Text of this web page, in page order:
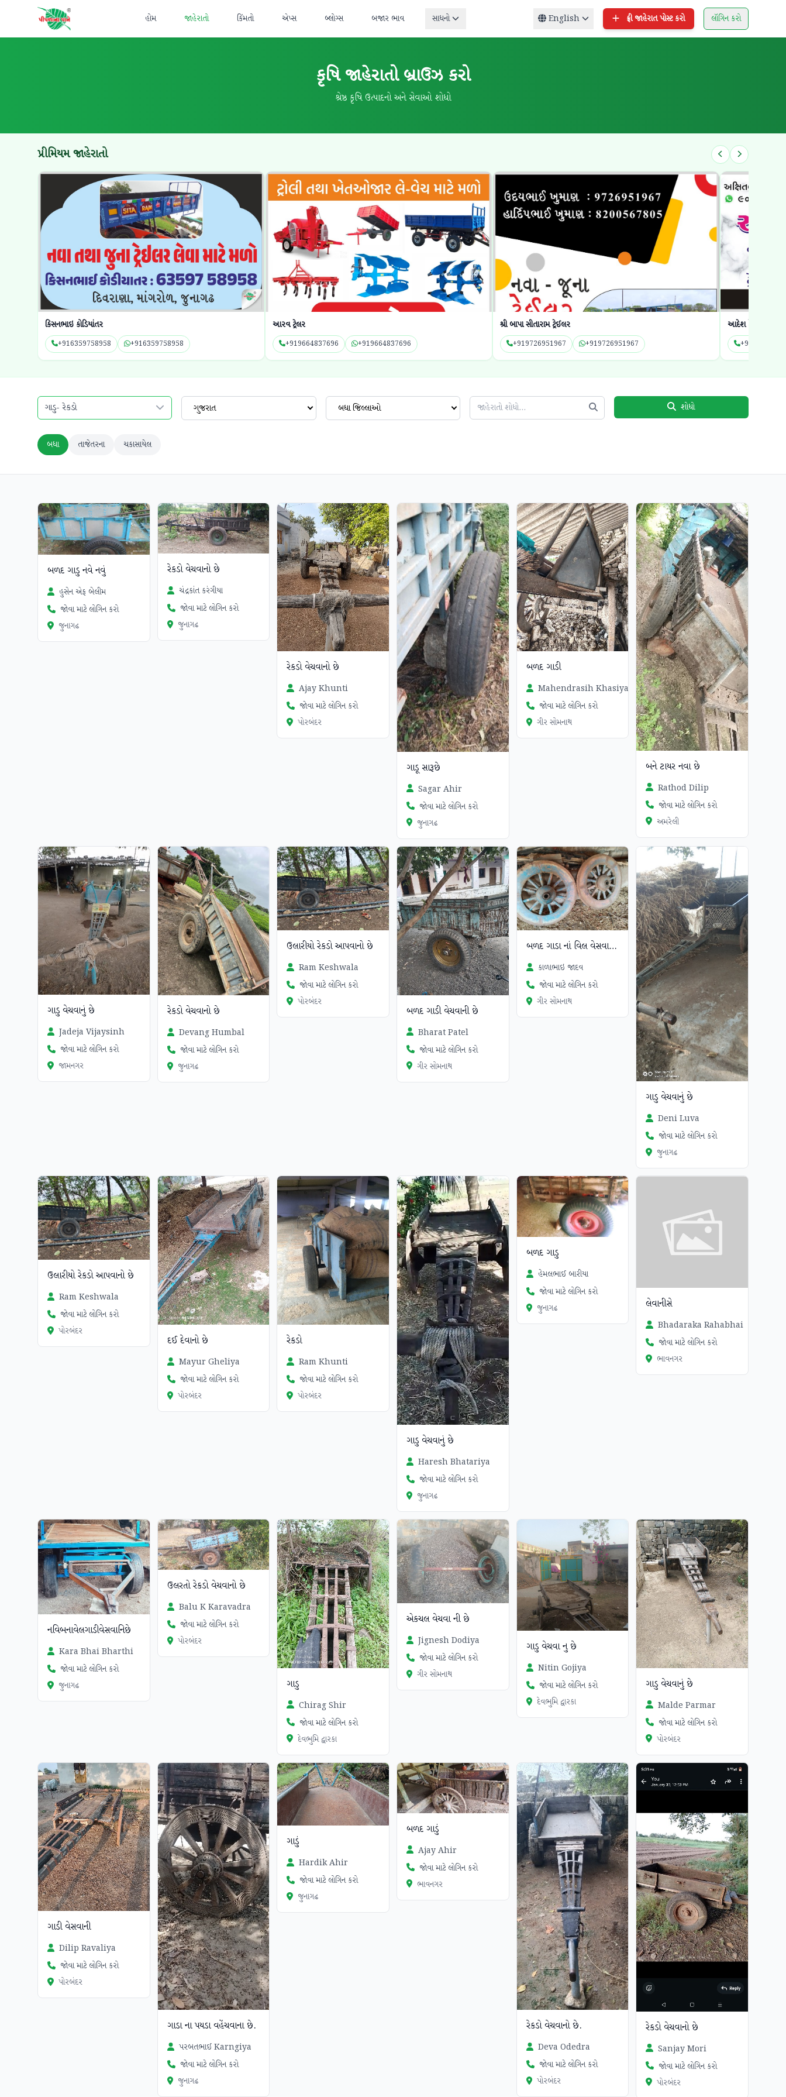
હોમ જાહેરાતો કિંમતો એપ્સ બ્લોગ્સ બજાર ભાવ સાધનો English ફ્રી જાહેરાત પોસ્ટ કરો લૉગિન કરો
કૃષિ જાહેરાતો બ્રાઉઝ કરો
શ્રેષ્ઠ કૃષિ ઉત્પાદનો અને સેવાઓ શોધો
પ્રીમિયમ જાહેરાતો
કિસનભાઇ કોડિયાંતર
+916359758958 +916359758958
આરવ ટ્રેલર
+919664837696 +919664837696
શ્રી બાપા સીતારામ ટ્રેઈલર
+919726951967 +919726951967
આદેશ ટ્રેઈલર
ગાડુ- રેકડો ગુજરાત બધા જિલ્લાઓ શોધો
બધા તાજેતરના ચકાસાયેલ
બળદ ગાડુ નવે નવું
હુસેન એફ બેલીમ
જોવા માટે લોગિન કરો
જુનાગઢ
રેકડો વેચવાનો છે
ચંદ્રકાંત કરંગીયા
જોવા માટે લોગિન કરો
જુનાગઢ
રેકડો વેચવાનો છે
Ajay Khunti
જોવા માટે લોગિન કરો
પોરબંદર
ગાડૂ સારૂછે
Sagar Ahir
જોવા માટે લોગિન કરો
જુનાગઢ
બળદ ગાડી
Mahendrasih Khasiya
જોવા માટે લોગિન કરો
ગીર સોમનાથ
બને ટાયર નવા છે
Rathod Dilip
જોવા માટે લોગિન કરો
અમરેલી
ગાડુ વેચવાનું છે
Jadeja Vijaysinh
જોવા માટે લોગિન કરો
જામનગર
રેકડો વેચવાનો છે
Devang Humbal
જોવા માટે લોગિન કરો
જુનાગઢ
ઉલારીયો રેકડો આપવાનો છે
Ram Keshwala
જોવા માટે લોગિન કરો
પોરબંદર
બળદ ગાડી વેચવાની છે
Bharat Patel
જોવા માટે લોગિન કરો
ગીર સોમનાથ
બળદ ગાડા નાં વિલ વેસવા નાં છે
કાળાભાઇ જાદવ
જોવા માટે લોગિન કરો
ગીર સોમનાથ
ગાડુ વેચવાનું છે
Deni Luva
જોવા માટે લોગિન કરો
જુનાગઢ
ઉલારીયો રેકડો આપવાનો છે
Ram Keshwala
જોવા માટે લોગિન કરો
પોરબંદર
દઈ દેવાનો છે
Mayur Gheliya
જોવા માટે લોગિન કરો
પોરબંદર
રેકડો
Ram Khunti
જોવા માટે લોગિન કરો
પોરબંદર
ગાડુ વેચવાનું છે
Haresh Bhatariya
જોવા માટે લોગિન કરો
જુનાગઢ
બળદ ગાડુ
હેમલભાઈ બારીયા
જોવા માટે લોગિન કરો
જુનાગઢ
લેવાનીસે
Bhadaraka Rahabhai
જોવા માટે લોગિન કરો
ભાવનગર
નવિબનાવેલગાડીવેસવાનિછે
Kara Bhai Bharthi
જોવા માટે લોગિન કરો
જુનાગઢ
ઉલરતો રેકડો વેચવાનો છે
Balu K Karavadra
જોવા માટે લોગિન કરો
પોરબંદર
ગાડુ
Chirag Shir
જોવા માટે લોગિન કરો
દેવભુમિ દ્વારકા
એકચલ વેચવા ની છે
Jignesh Dodiya
જોવા માટે લોગિન કરો
ગીર સોમનાથ
ગાડુ વેચવા નુ છે
Nitin Gojiya
જોવા માટે લોગિન કરો
દેવભુમિ દ્વારકા
ગાડુ વેચવાનું છે
Malde Parmar
જોવા માટે લોગિન કરો
પોરબંદર
ગાડી વેસવાની
Dilip Ravaliya
જોવા માટે લોગિન કરો
પોરબંદર
ગાડા ના પયડા વહેંચવાના છે.
પરબતભાઈ Karngiya
જોવા માટે લોગિન કરો
જુનાગઢ
ગાડું
Hardik Ahir
જોવા માટે લોગિન કરો
જુનાગઢ
બળદ ગાડું
Ajay Ahir
જોવા માટે લોગિન કરો
ભાવનગર
રેકડો વેચવાનો છે.
Deva Odedra
જોવા માટે લોગિન કરો
પોરબંદર
રેકડો વેચવાનો છે
Sanjay Mori
જોવા માટે લોગિન કરો
પોરબંદર